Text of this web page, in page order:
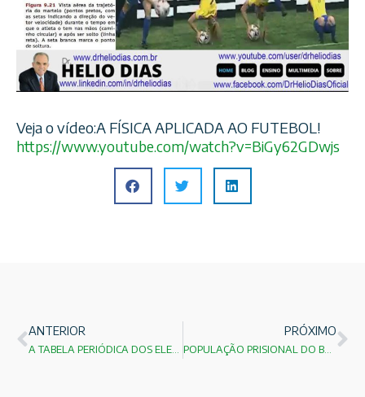
Veja o vídeo:A FÍSICA APLICADA AO FUTEBOL!
https://www.youtube.com/watch?v=BiGy62GDwjs
ANTERIOR PRÓXIMO
POPULAÇÃO PRISIONAL DO BRASIL